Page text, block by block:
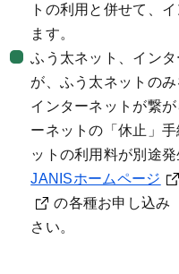
トの利用と併せて、
ます。
ふう太ネット、イン
が、ふう太ネットのみ
インターネットが繋
ーネットの「休止」
ットの利用料が別途発
JANISホームページ
の各種お申し込み
さい。